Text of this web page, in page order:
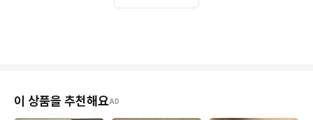
이 상품을 추천해요AD